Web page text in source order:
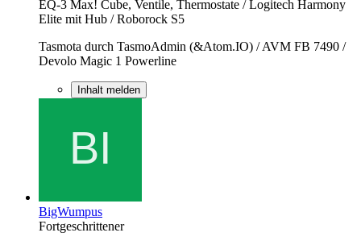
EQ-3 Max! Cube, Ventile, Thermostate / Logitech Harmony
Elite mit Hub / Roborock S5
Tasmota durch TasmoAdmin (&Atom.IO) / AVM FB 7490 /
Devolo Magic 1 Powerline
Inhalt melden
BigWumpus
Fortgeschrittener